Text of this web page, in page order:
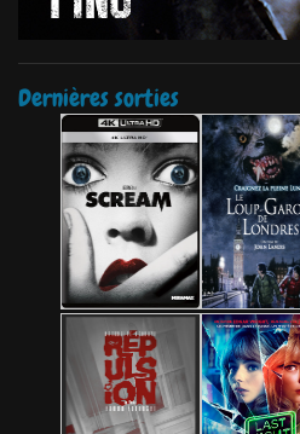
Dernières sorties